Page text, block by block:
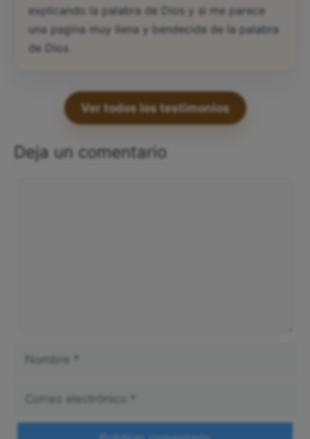
explicando la palabra de Dios y si me parece
una pagina muy llena y bendecida de la palabra
de Dios
Ver todos los testimonios
Deja un comentario